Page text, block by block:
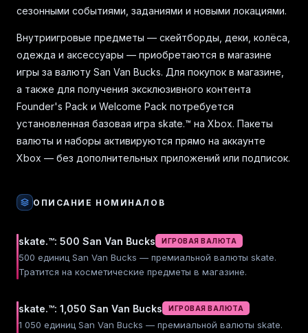
сезонными событиями, заданиями и новыми локациями.
Внутриигровые предметы — скейтборды, деки, колёса,
одежда и аксессуары — приобретаются в магазине
игры за валюту San Van Bucks. Для покупок в магазине,
а также для получения эксклюзивного контента
Founder's Pack и Welcome Pack потребуется
установленная базовая игра skate.™ на Xbox. Пакеты
валюты и наборы активируются прямо на аккаунте
Xbox — без дополнительных приложений или подписок.
ОПИСАНИЕ НОМИНАЛОВ
skate.™: 500 San Van Bucks ИГРОВАЯ ВАЛЮТА
500 единиц San Van Bucks — премиальной валюты skate.
Тратится на косметические предметы в магазине.
skate.™: 1,050 San Van Bucks ИГРОВАЯ ВАЛЮТА
1 050 единиц San Van Bucks — премиальной валюты skate.